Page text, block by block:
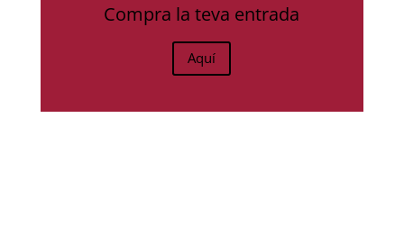
Compra la teva entrada
Aquí